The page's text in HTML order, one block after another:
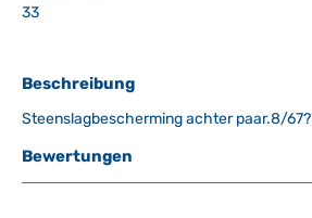
33
Beschreibung
Steenslagbescherming achter paar.8/67?
Bewertungen